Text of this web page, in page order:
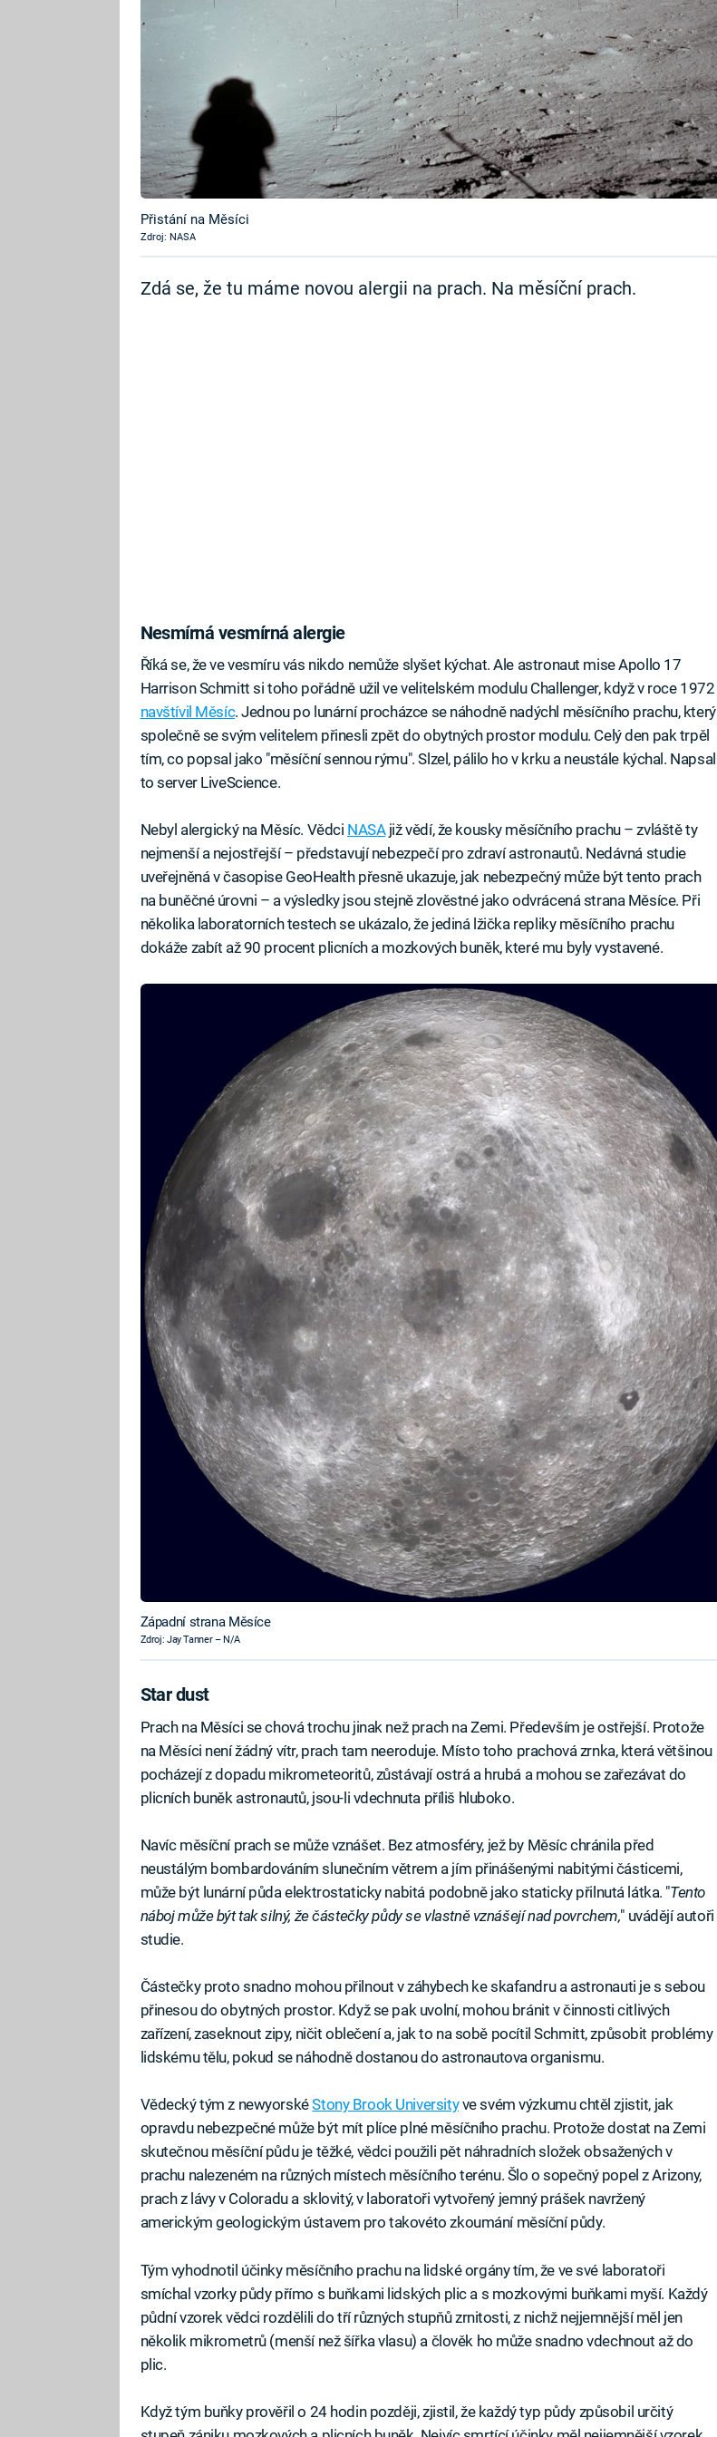
Přistání na Měsíci
Zdroj: NASA
Zdá se, že tu máme novou alergii na prach. Na měsíční prach.
Nesmírná vesmírná alergie
Říká se, že ve vesmíru vás nikdo nemůže slyšet kýchat. Ale astronaut mise Apollo 17
Harrison Schmitt si toho pořádně užil ve velitelském modulu Challenger, když v roce 1972
navštívil Měsíc. Jednou po lunární procházce se náhodně nadýchl měsíčního prachu, který
společně se svým velitelem přinesli zpět do obytných prostor modulu. Celý den pak trpěl
tím, co popsal jako "měsíční sennou rýmu". Slzel, pálilo ho v krku a neustále kýchal. Napsal
to server LiveScience.
Nebyl alergický na Měsíc. Vědci NASAjiž vědí, že kousky měsíčního prachu – zvláště ty
nejmenší a nejostřejší – představují nebezpečí pro zdraví astronautů. Nedávná studie
uveřejněná v časopise GeoHealth přesně ukazuje, jak nebezpečný může být tento prach
na buněčné úrovni – a výsledky jsou stejně zlověstné jako odvrácená strana Měsíce. Při
několika laboratorních testech se ukázalo, že jediná lžička repliky měsíčního prachu
dokáže zabít až 90 procent plicních a mozkových buněk, které mu byly vystavené.
Západní strana Měsíce
Zdroj: Jay Tanner – N/A
Star dust
Prach na Měsíci se chová trochu jinak než prach na Zemi. Především je ostřejší. Protože
na Měsíci není žádný vítr, prach tam neeroduje. Místo toho prachová zrnka, která většinou
pocházejí z dopadu mikrometeoritů, zůstávají ostrá a hrubá a mohou se zařezávat do
plicních buněk astronautů, jsou-li vdechnuta příliš hluboko.
Navíc měsíční prach se může vznášet. Bez atmosféry, jež by Měsíc chránila před
neustálým bombardováním slunečním větrem a jím přinášenými nabitými částicemi,
může být lunární půda elektrostaticky nabitá podobně jako staticky přilnutá látka. "Tento
náboj může být tak silný, že částečky půdy se vlastně vznášejí nad povrchem," uvádějí autoři
studie.
Částečky proto snadno mohou přilnout v záhybech ke skafandru a astronauti je s sebou
přinesou do obytných prostor. Když se pak uvolní, mohou bránit v činnosti citlivých
zařízení, zaseknout zipy, ničit oblečení a, jak to na sobě pocítil Schmitt, způsobit problémy
lidskému tělu, pokud se náhodně dostanou do astronautova organismu.
Vědecký tým z newyorskéStony Brook Universityve svém výzkumu chtěl zjistit, jak
opravdu nebezpečné může být mít plíce plné měsíčního prachu. Protože dostat na Zemi
skutečnou měsíční půdu je těžké, vědci použili pět náhradních složek obsažených v
prachu nalezeném na různých místech měsíčního terénu. Šlo o sopečný popel z Arizony,
prach z lávy v Coloradu a sklovitý, v laboratoři vytvořený jemný prášek navržený
americkým geologickým ústavem pro takovéto zkoumání měsíční půdy.
Tým vyhodnotil účinky měsíčního prachu na lidské orgány tím, že ve své laboratoři
smíchal vzorky půdy přímo s buňkami lidských plic a s mozkovými buňkami myší. Každý
půdní vzorek vědci rozdělili do tří různých stupňů zrnitosti, z nichž nejjemnější měl jen
několik mikrometrů (menší než šířka vlasu) a člověk ho může snadno vdechnout až do
plic.
Když tým buňky prověřil o 24 hodin později, zjistil, že každý typ půdy způsobil určitý